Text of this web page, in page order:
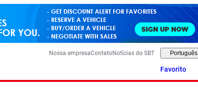
Nossa empresaContatoNotícias do SBT Português
Favorito